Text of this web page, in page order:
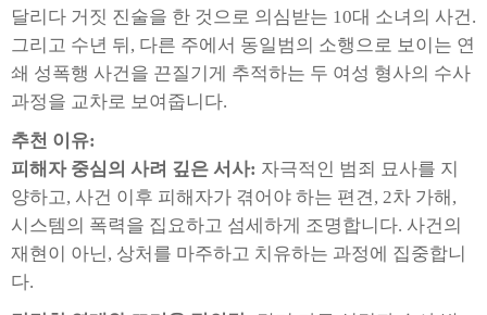
달리다 거짓 진술을 한 것으로 의심받는 10대 소녀의 사건.
그리고 수년 뒤, 다른 주에서 동일범의 소행으로 보이는 연
쇄 성폭행 사건을 끈질기게 추적하는 두 여성 형사의 수사
과정을 교차로 보여줍니다.
추천 이유:
피해자 중심의 사려 깊은 서사: 자극적인 범죄 묘사를 지
양하고, 사건 이후 피해자가 겪어야 하는 편견, 2차 가해,
시스템의 폭력을 집요하고 섬세하게 조명합니다. 사건의
재현이 아닌, 상처를 마주하고 치유하는 과정에 집중합니
다.